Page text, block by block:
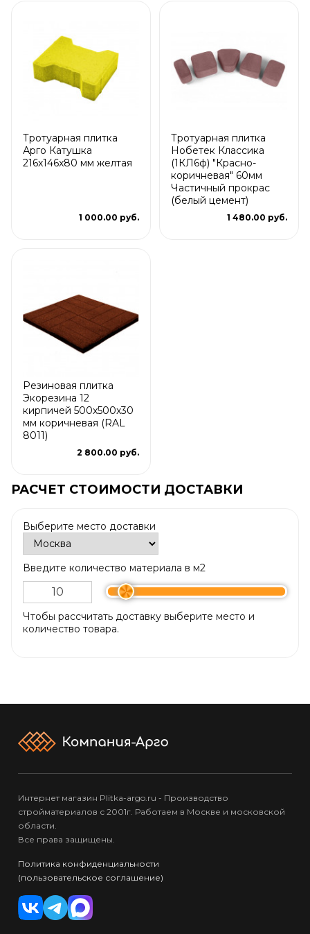
Тротуарная плитка
Арго Катушка
216x146x80 мм желтая
1 000.00 руб.
Тротуарная плитка
Нобетек Классика
(1КЛ6ф) "Красно-
коричневая" 60мм
Частичный прокрас
(белый цемент)
1 480.00 руб.
Резиновая плитка
Экорезина 12
кирпичей 500x500x30
мм коричневая (RAL
8011)
2 800.00 руб.
РАСЧЕТ СТОИМОСТИ ДОСТАВКИ
Выберите место доставки
Введите количество материала в м2
Чтобы рассчитать доставку выберите место и
количество товара.
Интернет магазин Plitka-argo.ru - Производство
стройматериалов с 2001г. Работаем в Москве и московской
области.
Все права защищены.
Политика конфиденциальности
(пользовательское соглашение)